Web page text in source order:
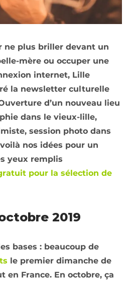
ne plus briller devant un
mère ou occuper une
internet, Lille
la newsletter culturelle
d’un nouveau lieu
dans le vieux-lille,
session photo dans
nos idées pour un
yeux remplis
pour la sélection de
2019
bases : beaucoup de
le premier dimanche de
en France. En octobre, ça